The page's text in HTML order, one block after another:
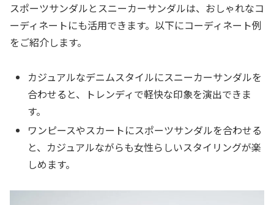
スポーツサンダルとスニーカーサンダルは、おしゃれなコ
ーディネートにも活用できます。以下にコーディネート例
をご紹介します。
カジュアルなデニムスタイルにスニーカーサンダルを
合わせると、トレンディで軽快な印象を演出できま
す。
ワンピースやスカートにスポーツサンダルを合わせる
と、カジュアルながらも女性らしいスタイリングが楽
しめます。